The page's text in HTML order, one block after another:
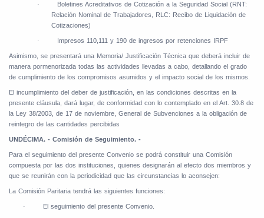
·
Boletines Acreditativos de Cotización a la Seguridad Social (RNT:
Relación Nominal de Trabajadores, RLC: Recibo de Liquidación de
Cotizaciones)
· Impresos 110,111 y 190 de ingresos por retenciones IRPF
Asimismo, se presentará una Memoria/ Justificación Técnica que deberá incluir de
manera pormenorizada todas las actividades llevadas a cabo, detallando el grado
de cumplimiento de los compromisos asumidos y el impacto social de los mismos.
El incumplimiento del deber de justificación, en las condiciones descritas en la
presente cláusula, dará lugar, de conformidad con lo contemplado en el Art. 30.8 de
la Ley 38/2003, de 17 de noviembre, General de Subvenciones a la obligación de
reintegro de las cantidades percibidas
UNDÉCIMA. - Comisión de Seguimiento. -
Para el seguimiento del presente Convenio se podrá constituir una Comisión
compuesta por las dos instituciones, quienes designarán al efecto dos miembros y
que se reunirán con la periodicidad que las circunstancias lo aconsejen:
La Comisión Paritaria tendrá las siguientes funciones:
· El seguimiento del presente Convenio.